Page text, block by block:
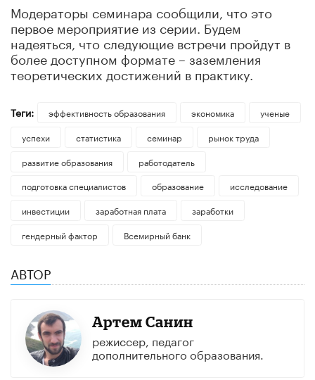
Модераторы семинара сообщили, что это
первое мероприятие из серии. Будем
надеяться, что следующие встречи пройдут в
более доступном формате – заземления
теоретических достижений в практику.
Теги: эффективность образования экономика
ученые
успехи
статистика семинар
рынок труда
развитие образования
работодатель
подготовка специалистов
образование
исследование
инвестиции
заработная плата
заработки
гендерный фактор
Всемирный банк
АВТОР
Артем Санин
режиссeр, педагог
дополнительного образования.